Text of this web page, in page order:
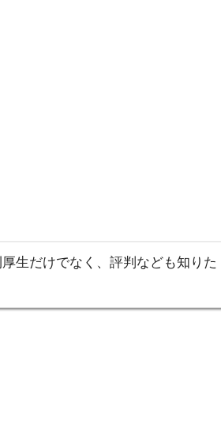
生だけでなく、評判なども知りた